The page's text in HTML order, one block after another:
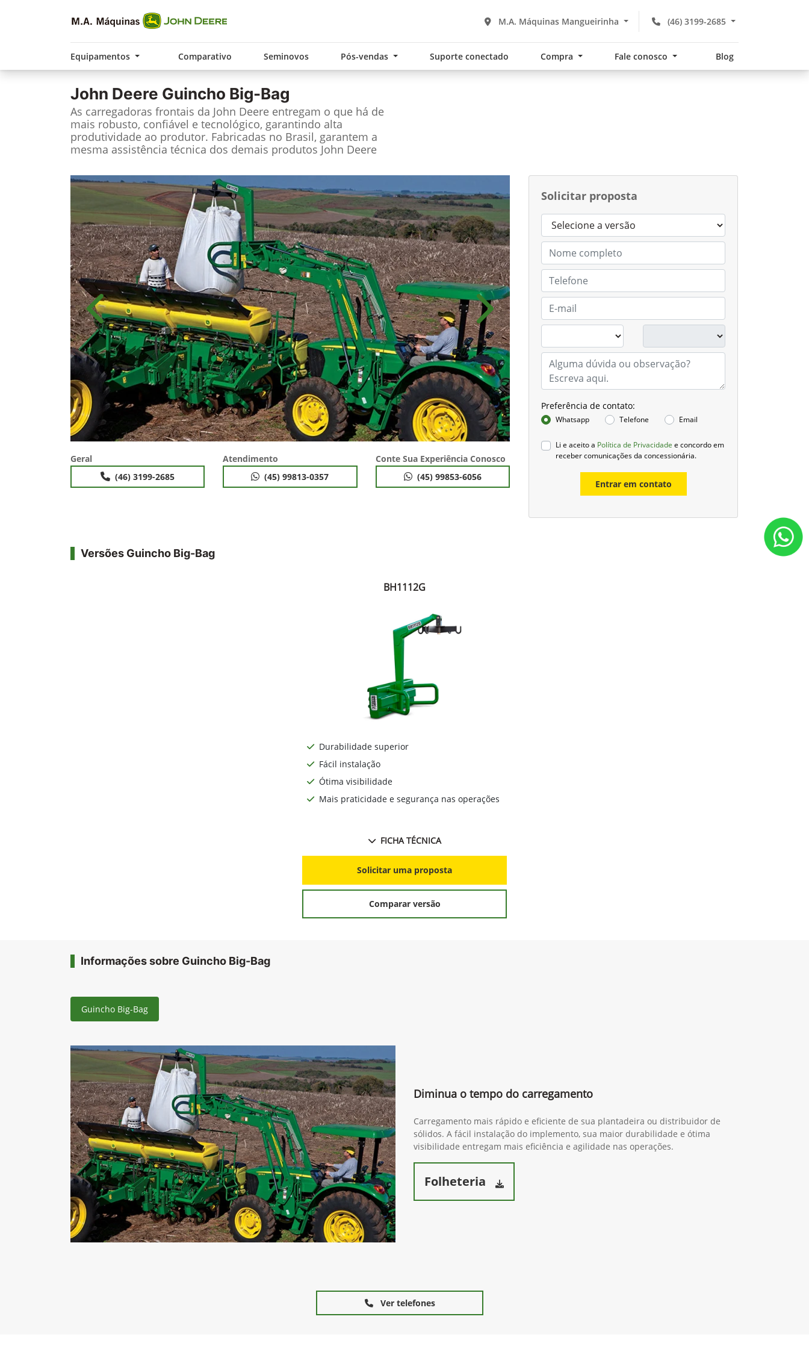
(46) 3199-2685
M.A. Máquinas Mangueirinha
Equipamentos Comparativo Seminovos Pós-vendas Suporte conectado Compra Fale conosco Blog
John Deere Guincho Big-Bag
As carregadoras frontais da John Deere entregam o que há de
mais robusto, confiável e tecnológico, garantindo alta
produtividade ao produtor. Fabricadas no Brasil, garantem a
mesma assistência técnica dos demais produtos John Deere
Solicitar proposta
Preferência de contato:
Whatsapp Telefone Email
Li e aceito a Política de Privacidade e concordo em
receber comunicações da concessionária.
Entrar em contato
Anterior Próximo
Geral
(46) 3199-2685
Atendimento
(45) 99813-0357
Conte Sua Experiência Conosco
(45) 99853-6056
Versões Guincho Big-Bag
BH1112G
Durabilidade superior
Fácil instalação
Ótima visibilidade
Mais praticidade e segurança nas operações
FICHA TÉCNICA
Solicitar uma proposta
Comparar versão
Informações sobre Guincho Big-Bag
Guincho Big-Bag
Diminua o tempo do carregamento
Carregamento mais rápido e eficiente de sua plantadeira ou distribuidor de
sólidos. A fácil instalação do implemento, sua maior durabilidade e ótima
visibilidade entregam mais eficiência e agilidade nas operações.
Folheteria
Ver telefones